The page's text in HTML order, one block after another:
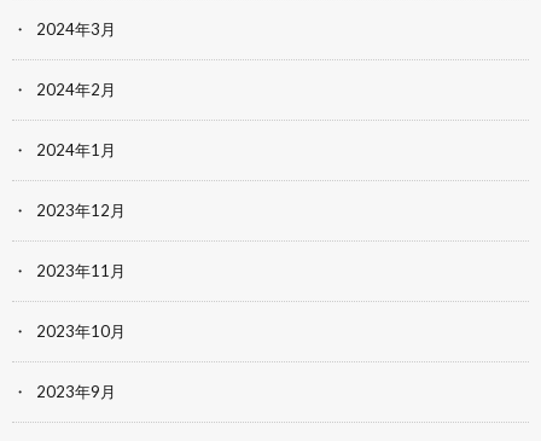
2024年3月
2024年2月
2024年1月
2023年12月
2023年11月
2023年10月
2023年9月